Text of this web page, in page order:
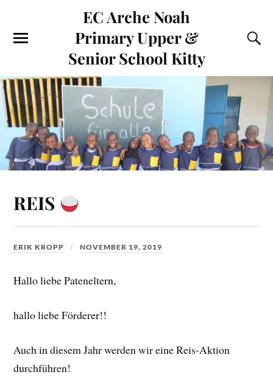
EC Arche Noah
Primary Upper &
Senior School Kitty
REIS
ERIK KROPP NOVEMBER 19, 2019
Hallo liebe Pateneltern,
hallo liebe Förderer!!
Auch in diesem Jahr werden wir eine Reis-Aktion
durchführen!